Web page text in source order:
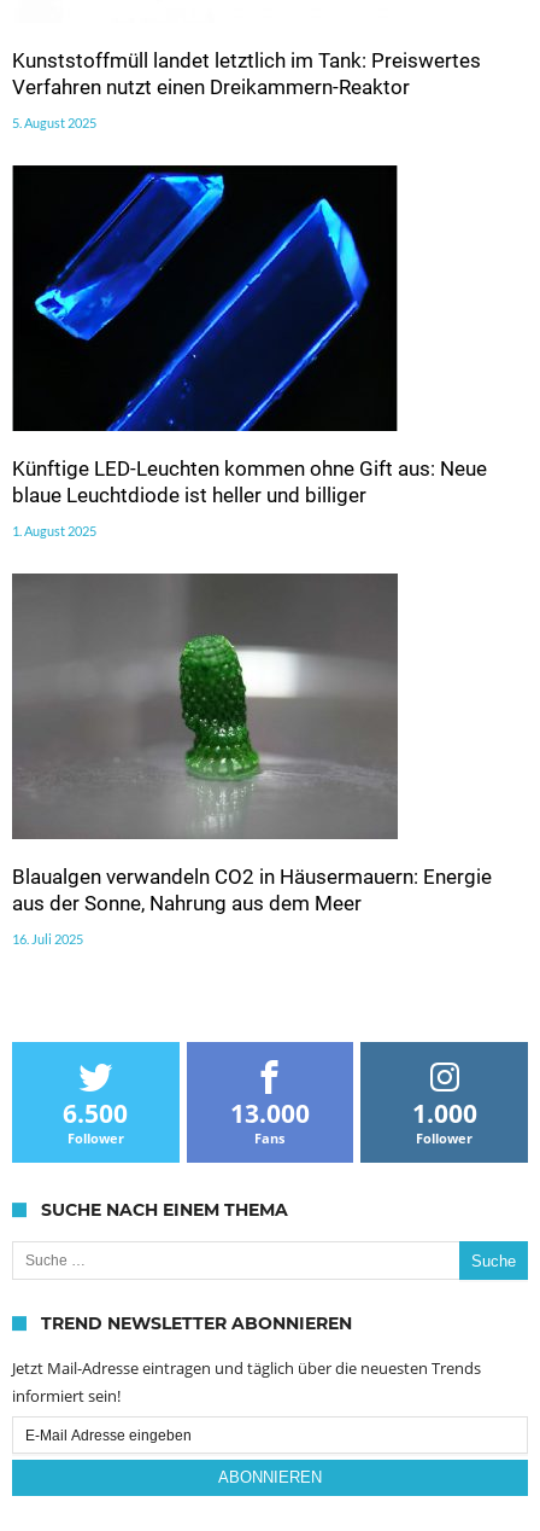
Kunststoffmüll landet letztlich im Tank: Preiswertes
Verfahren nutzt einen Dreikammern-Reaktor
5. August 2025
Künftige LED-Leuchten kommen ohne Gift aus: Neue
blaue Leuchtdiode ist heller und billiger
1. August 2025
Blaualgen verwandeln CO2 in Häusermauern: Energie
aus der Sonne, Nahrung aus dem Meer
16. Juli 2025
6.500
Follower
13.000
Fans
1.000
Follower
SUCHE NACH EINEM THEMA
Suche nach:
TREND NEWSLETTER ABONNIEREN
Jetzt Mail-Adresse eintragen und täglich über die neuesten Trends
informiert sein!
Email
Subscription
ABONNIEREN